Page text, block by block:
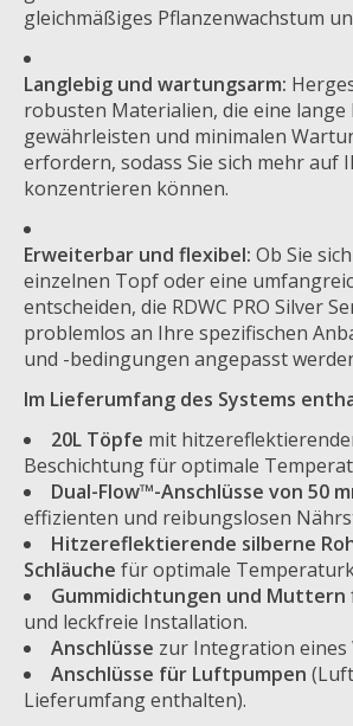
gleichmäßiges Pflanzenwachstum
Langlebig und wartungsarm:
robusten Materialien, die eine lange
gewährleisten und minimalen
erfordern, sodass Sie sich mehr auf
konzentrieren können.
Erweiterbar und flexibel: Ob Sie
einzelnen Topf oder eine
entscheiden, die RDWC PRO Silver
problemlos an Ihre spezifischen
und -bedingungen angepasst
Im Lieferumfang des Systems
20L Töpfe mit
Beschichtung für optimale
Dual-Flow™-Anschlüsse von 50
effizienten und reibungslosen
Hitzereflektierende silberne
Schläuche für optimale
Gummidichtungen und Muttern
und leckfreie Installation.
Anschlüsse zur Integration eines
Anschlüsse für Luftpumpen
Lieferumfang enthalten).